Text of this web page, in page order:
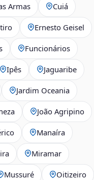
Armas Cuiá
Ernesto Geisel
Funcionários
Ipês Jaguaribe
Jardim Oceania
João Agripino
Manaíra
Miramar
Mussuré Oitizeiro